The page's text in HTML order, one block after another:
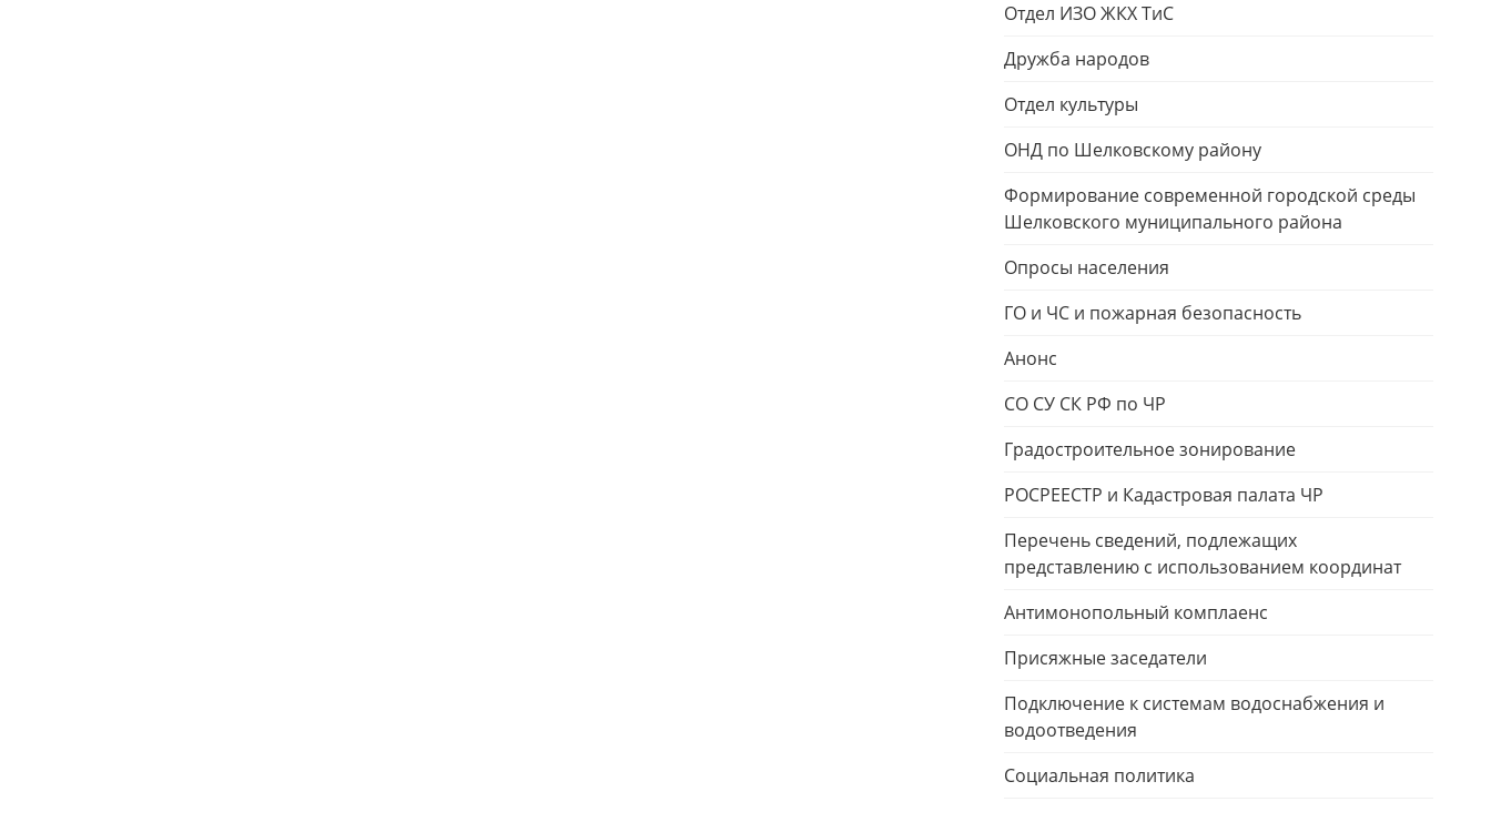
Отдел ИЗО ЖКХ ТиС
Дружба народов
Отдел культуры
ОНД по Шелковскому району
Формирование современной городской среды
Шелковского муниципального района
Опросы населения
ГО и ЧС и пожарная безопасность
Анонс
СО СУ СК РФ по ЧР
Градостроительное зонирование
РОСРЕЕСТР и Кадастровая палата ЧР
Перечень сведений, подлежащих
представлению с использованием координат
Антимонопольный комплаенс
Присяжные заседатели
Подключение к системам водоснабжения и
водоотведения
Социальная политика